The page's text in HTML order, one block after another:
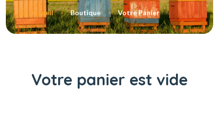
Accueil Boutique Votre Panier
Votre panier est vide